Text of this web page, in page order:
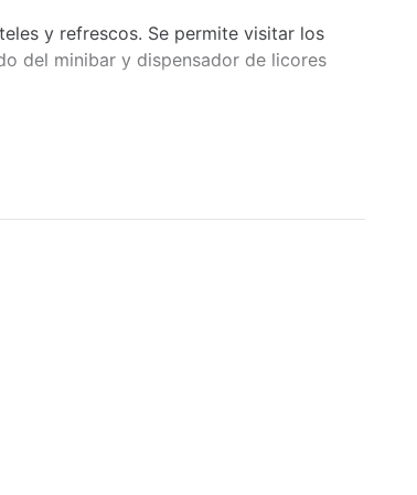
y refrescos. Se permite visitar los
del minibar y dispensador de licores